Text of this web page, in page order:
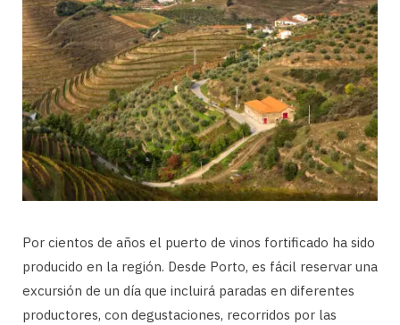
Por cientos de años el puerto de vinos fortificado ha sido
producido en la región. Desde Porto, es fácil reservar una
excursión de un día que incluirá paradas en diferentes
productores, con degustaciones, recorridos por las